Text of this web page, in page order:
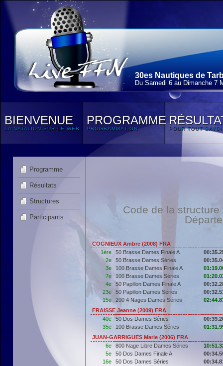
30es Nautiques de
Du Samedi 6 au Dimanche 7
BIENVENUE
LA NATATION SUR LE WEB
PROGRAMME
PROGRAMMATION POUR TOUT
Programme
Résultats
Structures
Participants
Code de la
COGNIEUX Ambre (2008) FRA
1ère
50 Brasse Dames Finale A
2e
50 Brasse Dames Séries
3e
100 Brasse Dames Finale A
7e
100 Brasse Dames Séries
4e
50 Papillon Dames Finale A
23e
50 Papillon Dames Séries
15e
200 4 Nages Dames Séries
FRAISSE Jeanne (2009) FRA
40e
50 Dos Dames Séries
35e
100 Brasse Dames Séries
JUAN-GARRIGUES Marie (2006) FRA
6e
800 Nage Libre Dames Séries
5e
50 Dos Dames Finale A
16e
50 Dos Dames Séries